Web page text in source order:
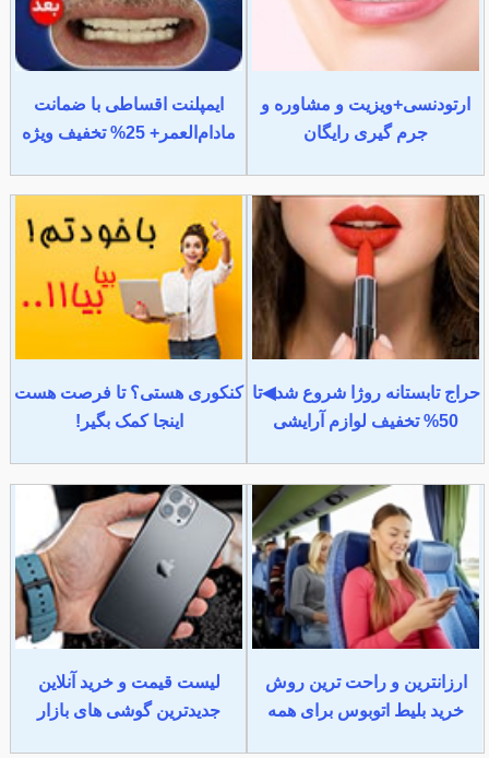
ارتودنسی+ویزیت و مشاوره و
جرم گیری رایگان
ایمپلنت اقساطی با ضمانت
مادام‌العمر+ 25% تخفیف ویژه
حراج تابستانه روژا شروع شد◀تا
50% تخفیف لوازم آرایشی
کنکوری هستی؟ تا فرصت هست
اینجا کمک بگیر!
ارزانترین و راحت ترین روش
خرید بلیط اتوبوس برای همه
لیست قیمت و خرید آنلاین
جدیدترین گوشی های بازار